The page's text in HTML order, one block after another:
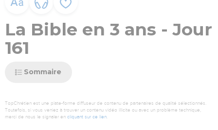
La Bible en 3 ans - Jour
161
Sommaire
TopChrétien est une plate-forme diffuseur de contenu de partenaires de qualité sélectionnés.
Toutefois, si vous veniez à trouver un contenu vidéo illicite ou avec un problème technique,
merci de nous le signaler en cliquant sur ce lien